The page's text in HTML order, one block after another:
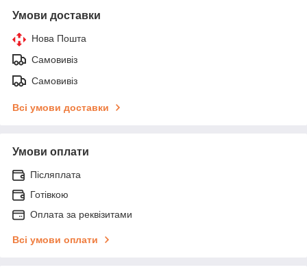
Умови доставки
Нова Пошта
Самовивіз
Самовивіз
Всі умови доставки
Умови оплати
Післяплата
Готівкою
Оплата за реквізитами
Всі умови оплати